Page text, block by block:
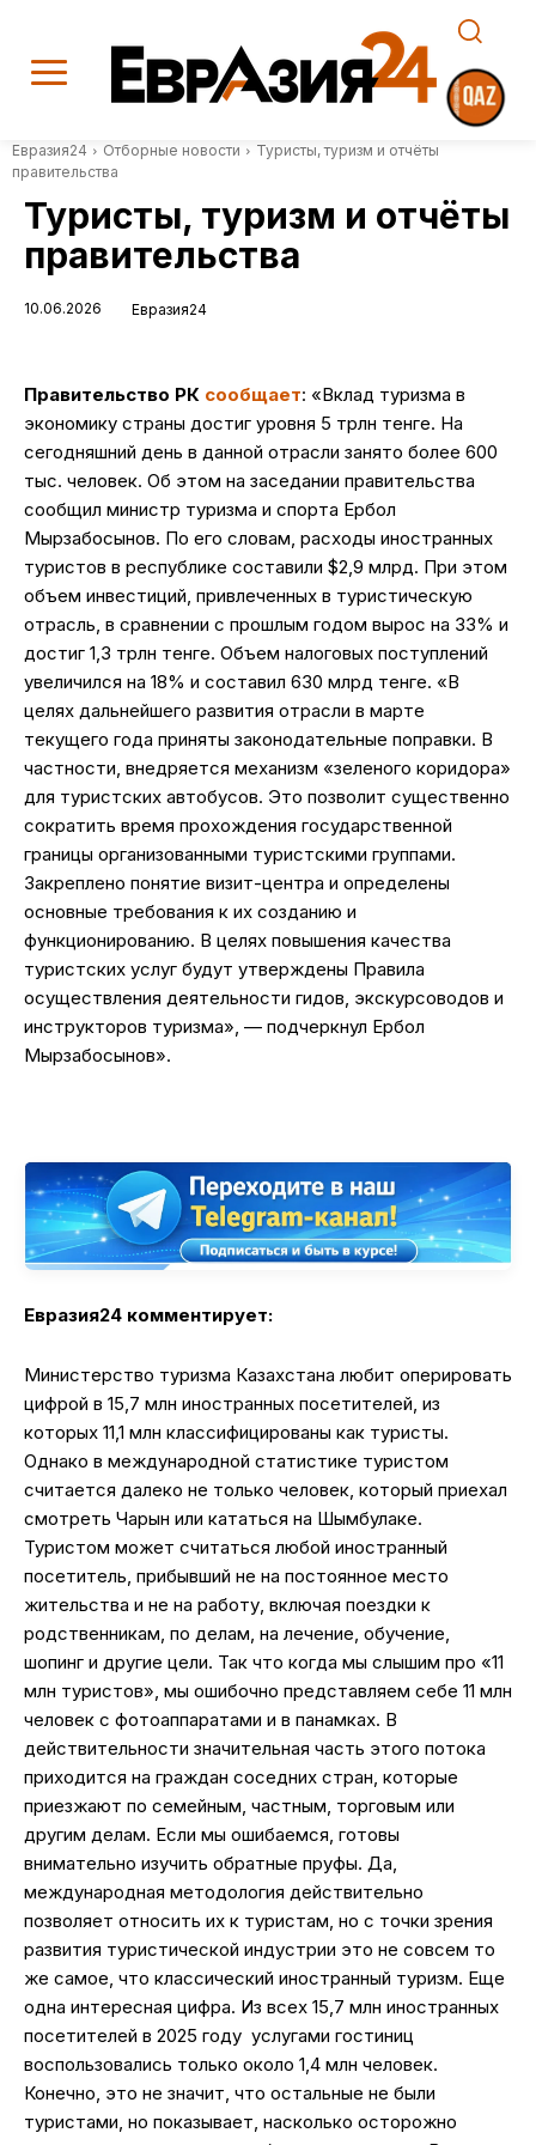
Евразия24 Отборные новости
Туристы, туризм и отчёты
правительства
Туристы, туризм и отчёты
правительства
10.06.2026 Евразия24
Правительство РК сообщает: «Вклад туризма в
экономику страны достиг уровня 5 трлн тенге. На
сегодняшний день в данной отрасли занято более 600
тыс. человек. Об этом на заседании правительства
сообщил министр туризма и спорта Ербол
Мырзабосынов. По его словам, расходы иностранных
туристов в республике составили $2,9 млрд. При этом
объем инвестиций, привлеченных в туристическую
отрасль, в сравнении с прошлым годом вырос на 33% и
достиг 1,3 трлн тенге. Объем налоговых поступлений
увеличился на 18% и составил 630 млрд тенге. «В
целях дальнейшего развития отрасли в марте
текущего года приняты законодательные поправки. В
частности, внедряется механизм «зеленого коридора»
для туристских автобусов. Это позволит существенно
сократить время прохождения государственной
границы организованными туристскими группами.
Закреплено понятие визит-центра и определены
основные требования к их созданию и
функционированию. В целях повышения качества
туристских услуг будут утверждены Правила
осуществления деятельности гидов, экскурсоводов и
инструкторов туризма», — подчеркнул Ербол
Мырзабосынов».
Евразия24 комментирует:
Министерство туризма Казахстана любит оперировать
цифрой в 15,7 млн иностранных посетителей, из
которых 11,1 млн классифицированы как туристы.
Однако в международной статистике туристом
считается далеко не только человек, который приехал
смотреть Чарын или кататься на Шымбулаке.
Туристом может считаться любой иностранный
посетитель, прибывший не на постоянное место
жительства и не на работу, включая поездки к
родственникам, по делам, на лечение, обучение,
шопинг и другие цели. Так что когда мы слышим про «11
млн туристов», мы ошибочно представляем себе 11 млн
человек с фотоаппаратами и в панамках. В
действительности значительная часть этого потока
приходится на граждан соседних стран, которые
приезжают по семейным, частным, торговым или
другим делам. Если мы ошибаемся, готовы
внимательно изучить обратные пруфы. Да,
международная методология действительно
позволяет относить их к туристам, но с точки зрения
развития туристической индустрии это не совсем то
же самое, что классический иностранный туризм. Еще
одна интересная цифра. Из всех 15,7 млн иностранных
посетителей в 2025 году услугами гостиниц
воспользовались только около 1,4 млн человек.
Конечно, это не значит, что остальные не были
туристами, но показывает, насколько осторожно